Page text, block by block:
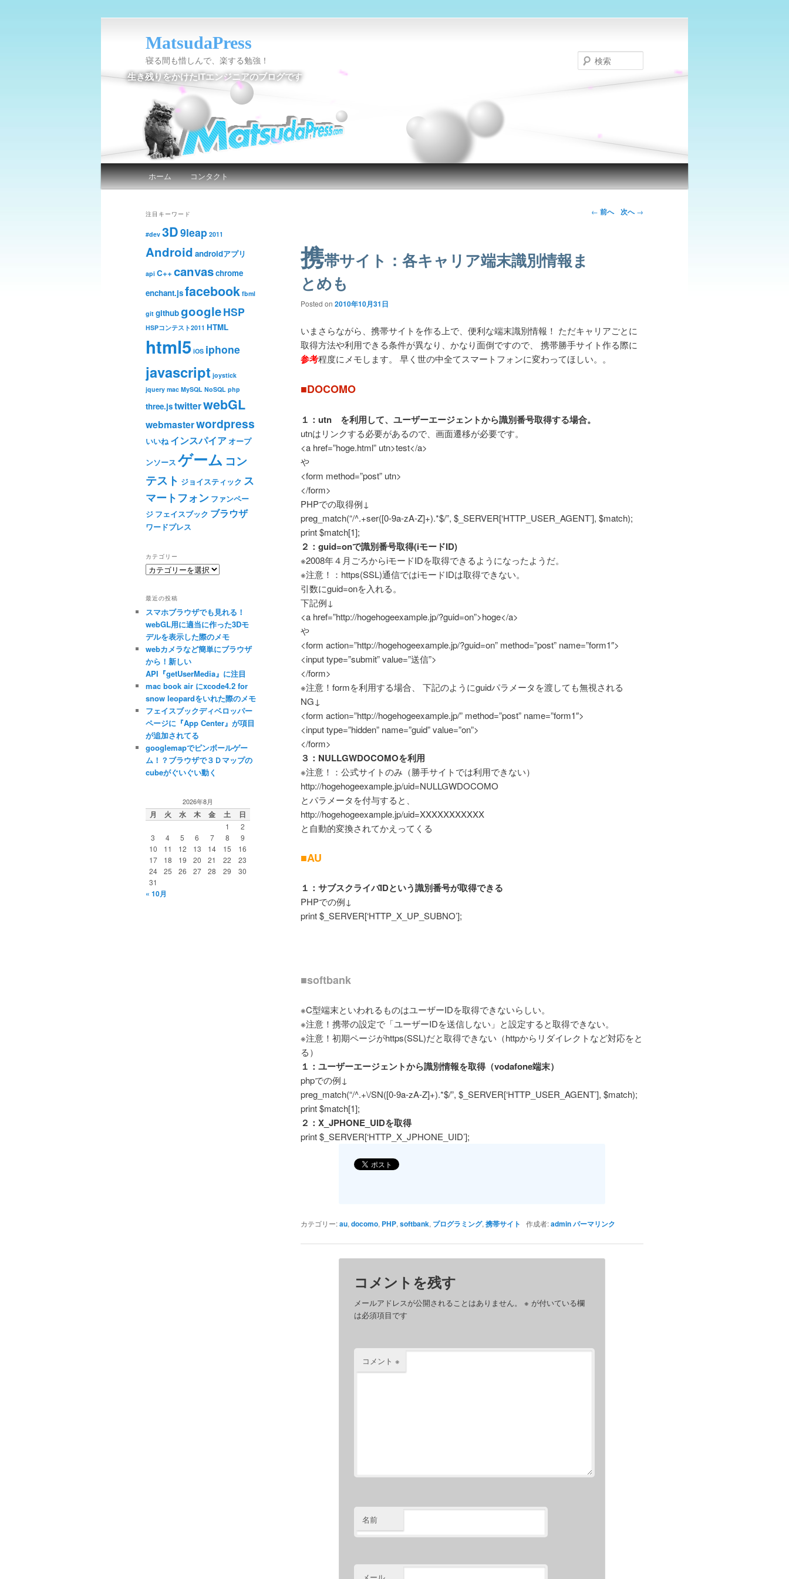
MatsudaPress
寝る間も惜しんで、楽する勉強！
生き残りをかけたITエンジニアのブログです
メインメニュー
メインコンテンツへ移動
サブコンテンツへ移動
ホーム コンタクト
← 前へ 次へ→
携帯サイト：各キャリア端末識別情報ま
とめも
Posted on 2010年10月31日
いまさらながら、携帯サイトを作る上で、便利な端末識別情報！ ただキャリアごとに
取得方法や利用できる条件が異なり、かなり面倒ですので、 携帯勝手サイト作る際に
参考程度にメモします。 早く世の中全てスマートフォンに変わってほしい。。
■DOCOMO
１：utn を利用して、ユーザーエージェントから識別番号取得する場合。
utnはリンクする必要があるので、画面遷移が必要です。
<a href=”hoge.html” utn>test</a>
や
<form method=”post” utn>
</form>
PHPでの取得例↓
preg_match(“/^.+ser([0-9a-zA-Z]+).*$/”, $_SERVER[‘HTTP_USER_AGENT’], $match);
print $match[1];
２：guid=onで識別番号取得(iモードID)
※2008年４月ごろからiモードIDを取得できるようになったようだ。
※注意！：https(SSL)通信ではiモードIDは取得できない。
引数にguid=onを入れる。
下記例↓
<a href=”http://hogehogeexample.jp/?guid=on”>hoge</a>
や
<form action=”http://hogehogeexample.jp/?guid=on” method=”post” name=”form1″>
<input type=”submit” value=”送信”>
</form>
※注意！formを利用する場合、 下記のようにguidパラメータを渡しても無視される
NG↓
<form action=”http://hogehogeexample.jp/” method=”post” name=”form1″>
<input type=”hidden” name=”guid” value=”on”>
</form>
３：NULLGWDOCOMOを利用
※注意！：公式サイトのみ（勝手サイトでは利用できない）
http://hogehogeexample.jp/uid=NULLGWDOCOMO
とパラメータを付与すると、
http://hogehogeexample.jp/uid=XXXXXXXXXXX
と自動的変換されてかえってくる
■AU
１：サブスクライバIDという識別番号が取得できる
PHPでの例↓
print $_SERVER[‘HTTP_X_UP_SUBNO’];
■softbank
※C型端末といわれるものはユーザーIDを取得できないらしい。
※注意！携帯の設定で「ユーザーIDを送信しない」と設定すると取得できない。
※注意！初期ページがhttps(SSL)だと取得できない（httpからリダイレクトなど対応をと
る）
１：ユーザーエージェントから識別情報を取得（vodafone端末）
phpでの例↓
preg_match(“/^.+\/SN([0-9a-zA-Z]+).*$/”, $_SERVER[‘HTTP_USER_AGENT’], $match);
print $match[1];
２：X_JPHONE_UIDを取得
print $_SERVER[‘HTTP_X_JPHONE_UID’];
カテゴリー:au, docomo, PHP, softbank, プログラミング, 携帯サイト 作成者:adminパーマリンク
コメントを残す
メールアドレスが公開されることはありません。 ※ が付いている欄
は必須項目です
コメント ※
名前
注目キーワード
#dev 3D9leap 2011
Android androidアプリ
api C++ canvaschrome
enchant.jsfacebook fbml
git githubgoogleHSP
HSPコンテスト2011 HTML
html5 iOS iphone
javascript joystick
jquery mac MySQL NoSQL php
three.jstwitterwebGL
webmasterwordpress
いいね インスパイアオープ
ンソース ゲーム コン
テスト ジョイスティック ス
マートフォン ファンペー
ジ フェイスブック ブラウザ
ワードプレス
カテゴリー
カ
リ
ー
最近の投稿
スマホブラウザでも見れる！
webGL用に適当に作った3Dモ
デルを表示した際のメモ
webカメラなど簡単にブラウザ
から！新しい
API『getUserMedia』に注目
mac book air にxcode4.2 for
snow leopardをいれた際のメモ
フェイスブックディベロッパー
ページに『App Center』が項目
が追加されてる
googlemapでピンボールゲー
ム！？ブラウザで３Ｄマップの
cubeがぐいぐい動く
2026年8月
月 火 水 木 金 土 日
1
2
3
4 5 6 7 8
9
10
11 12 13 14 15
16
17
18 19 20 21 22
23
24
25 26 27 28 29
30
31
« 10月